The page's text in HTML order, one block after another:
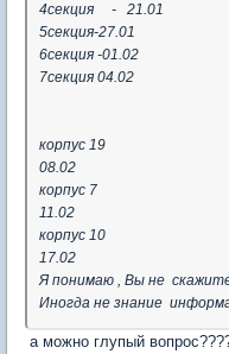
4секция - 21.01
5секция-27.01
6секция -01.02
7секция 04.02
корпус 19
08.02
корпус 7
11.02
корпус 10
17.02
Я понимаю , Вы не
Иногда не знание
а можно глупый